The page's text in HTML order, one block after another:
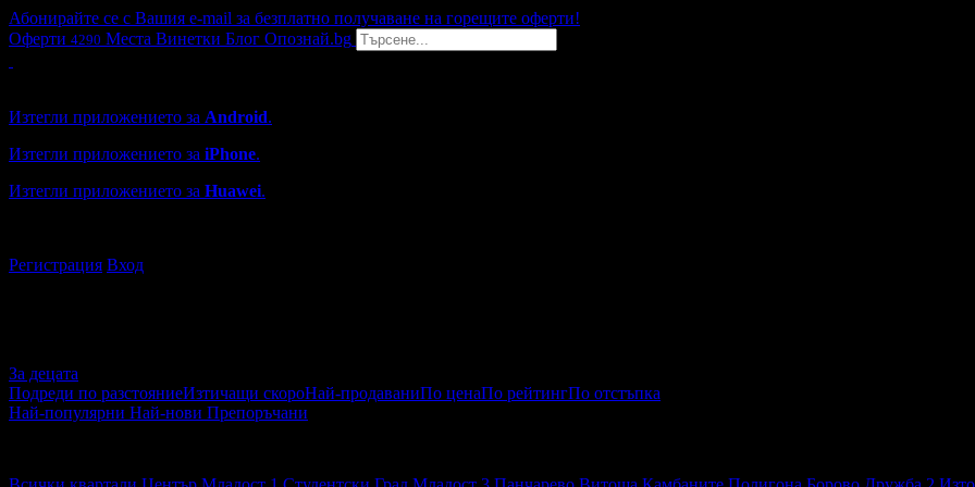
Абонирайте се с Вашия e-mail за безплатно получаване на горещите оферти!
Оферти 4290 Места Винетки Блог Опознай.bg
Изтегли приложението за Android.
Изтегли приложението за iPhone.
Изтегли приложението за Huawei.
Регистрация Вход
За децата
Подреди по разстояниеИзтичащи скороНай-продаваниПо ценаПо рейтингПо отстъпка
Най-популярни Най-нови Препоръчани